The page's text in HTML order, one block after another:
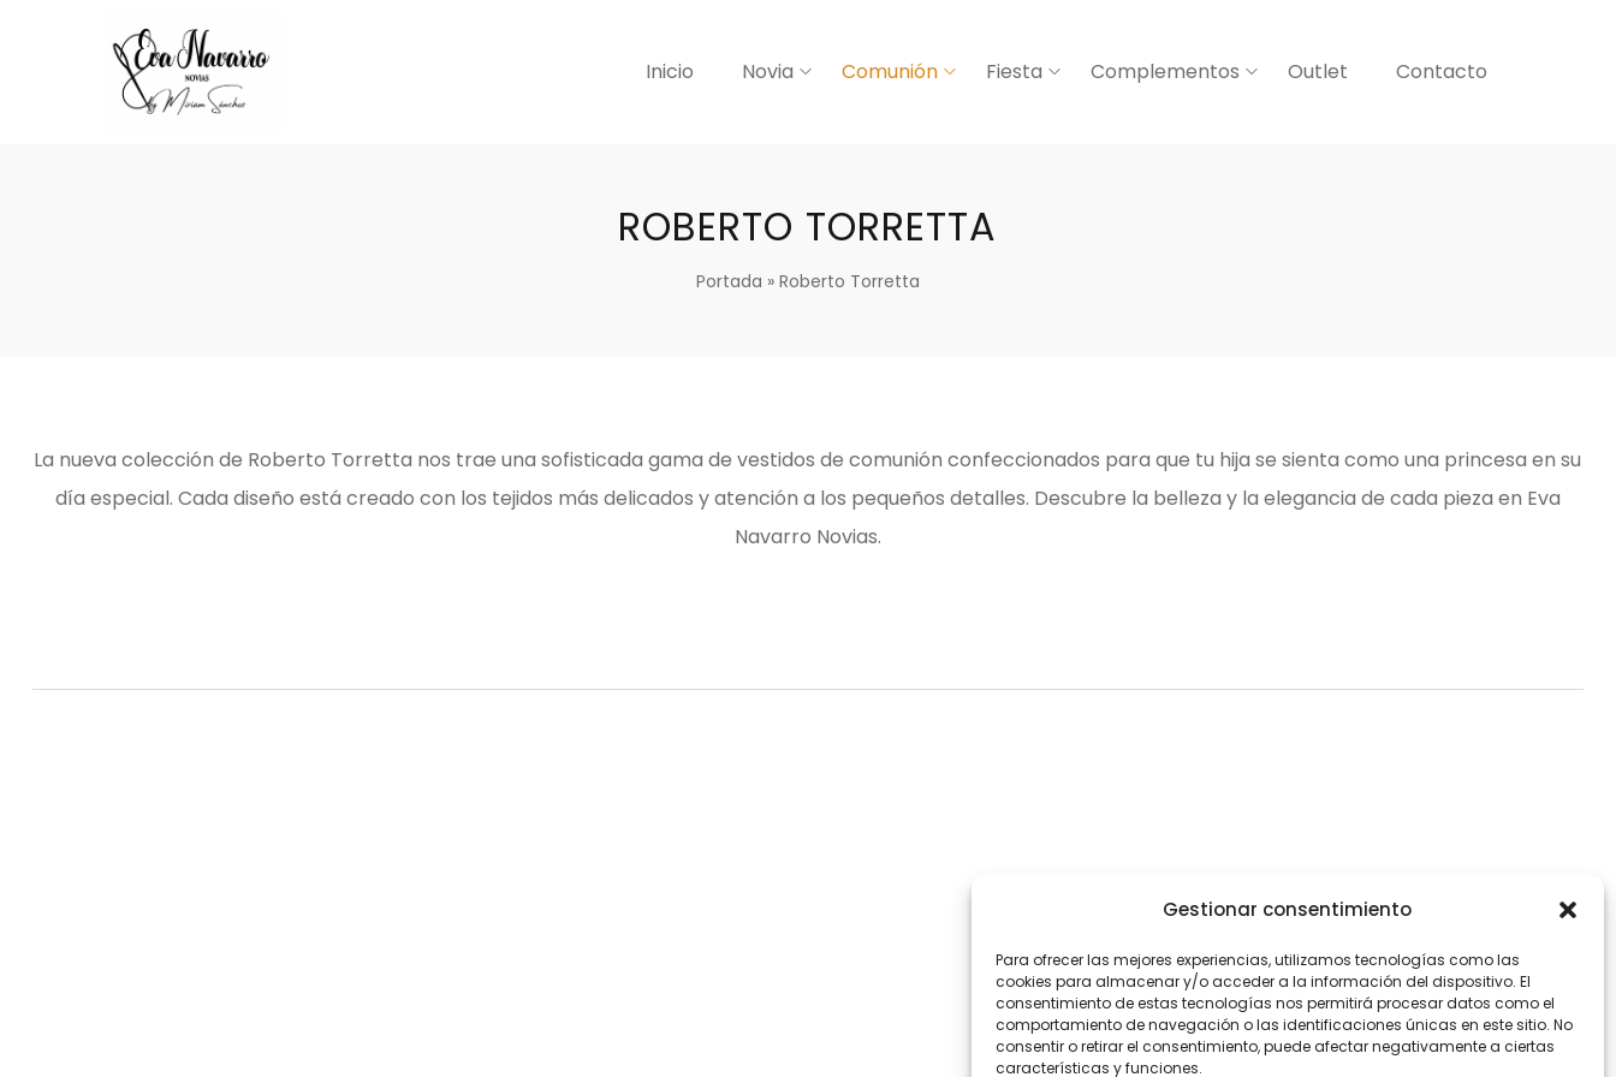
Gestionar consentimiento
Para ofrecer las mejores experiencias, utilizamos tecnologías como las
cookies para almacenar y/o acceder a la información del dispositivo. El
consentimiento de estas tecnologías nos permitirá procesar datos como el
comportamiento de navegación o las identificaciones únicas en este sitio. No
consentir o retirar el consentimiento, puede afectar negativamente a ciertas
características y funciones.
Inicio Novia Comunión Fiesta Complementos Outlet Contacto
ROBERTO TORRETTA
Portada » Roberto Torretta
La nueva colección de Roberto Torretta nos trae una sofisticada gama de vestidos de comunión confeccionados para que tu hija se sienta como una princesa en su
día especial. Cada diseño está creado con los tejidos más delicados y atención a los pequeños detalles. Descubre la belleza y la elegancia de cada pieza en Eva
Navarro Novias.